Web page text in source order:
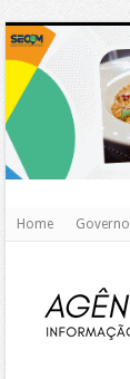
Home Governo